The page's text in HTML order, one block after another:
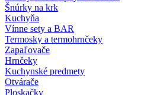
Šnúrky na krk
Kuchyňa
Vínne sety a BAR
Termosky a termohrnčeky
Zapaľovače
Hrnčeky
Kuchynské predmety
Otvárače
Ploskačky